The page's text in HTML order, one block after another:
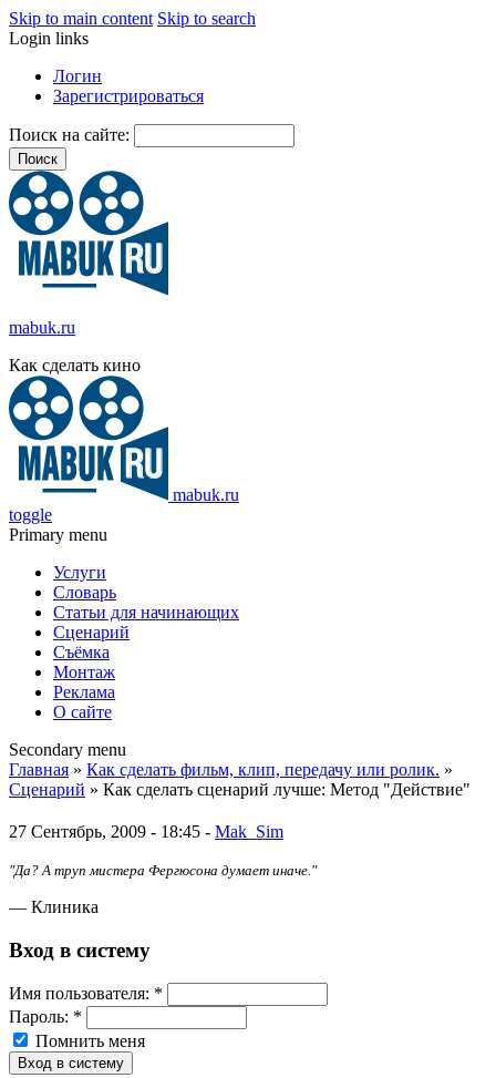
Skip to main content Skip to search
Login links
Логин
Зарегистрироваться
Поиск на сайте:
mabuk.ru
Как сделать кино
mabuk.ru
toggle
Primary menu
Услуги
Словарь
Статьи для начинающих
Сценарий
Съёмка
Монтаж
Реклама
О сайте
Secondary menu
Главная » Как сделать фильм, клип, передачу или ролик. »
Сценарий » Как сделать сценарий лучше: Метод "Действие"
27 Сентябрь, 2009 - 18:45 - Mak_Sim
"Да? А труп мистера Фергюсона думает иначе."
— Клиника
Вход в систему
Имя пoльзовaтeля: *
Пароль: *
Помнить меня